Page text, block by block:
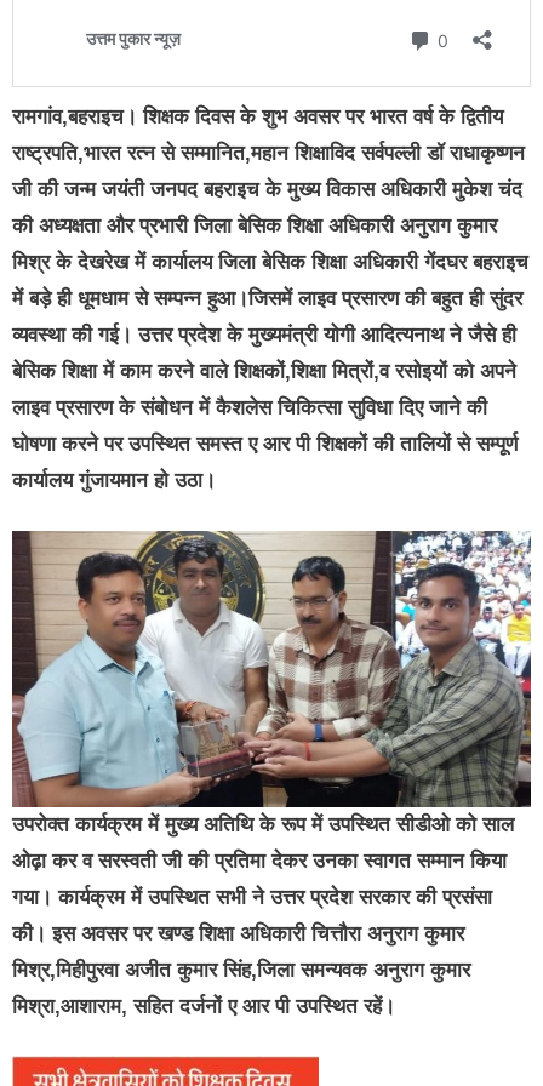
रामगांव,बहराइच। शिक्षक दिवस के शुभ अवसर पर भारत वर्ष के द्वितीय
राष्ट्रपति,भारत रत्न से सम्मानित,महान शिक्षाविद सर्वपल्ली डॉ राधाकृष्णन
जी की जन्म जयंती जनपद बहराइच के मुख्य विकास अधिकारी मुकेश चंद
की अध्यक्षता और प्रभारी जिला बेसिक शिक्षा अधिकारी अनुराग कुमार
मिश्र के देखरेख में कार्यालय जिला बेसिक शिक्षा अधिकारी गेंदघर बहराइच
में बड़े ही धूमधाम से सम्पन्न हुआ।जिसमें लाइव प्रसारण की बहुत ही सुंदर
व्यवस्था की गई। उत्तर प्रदेश के मुख्यमंत्री योगी आदित्यनाथ ने जैसे ही
बेसिक शिक्षा में काम करने वाले शिक्षकों,शिक्षा मित्रों,व रसोइयों को अपने
लाइव प्रसारण के संबोधन में कैशलेस चिकित्सा सुविधा दिए जाने की
घोषणा करने पर उपस्थित समस्त ए आर पी शिक्षकों की तालियों से सम्पूर्ण
कार्यालय गुंजायमान हो उठा।
उपरोक्त कार्यक्रम में मुख्य अतिथि के रूप में उपस्थित सीडीओ को साल
ओढ़ा कर व सरस्वती जी की प्रतिमा देकर उनका स्वागत सम्मान किया
गया। कार्यक्रम में उपस्थित सभी ने उत्तर प्रदेश सरकार की प्रसंसा
की। इस अवसर पर खण्ड शिक्षा अधिकारी चित्तौरा अनुराग कुमार
मिश्र,मिहीपुरवा अजीत कुमार सिंह,जिला समन्यवक अनुराग कुमार
मिश्रा,आशाराम, सहित दर्जनों ए आर पी उपस्थित रहें।